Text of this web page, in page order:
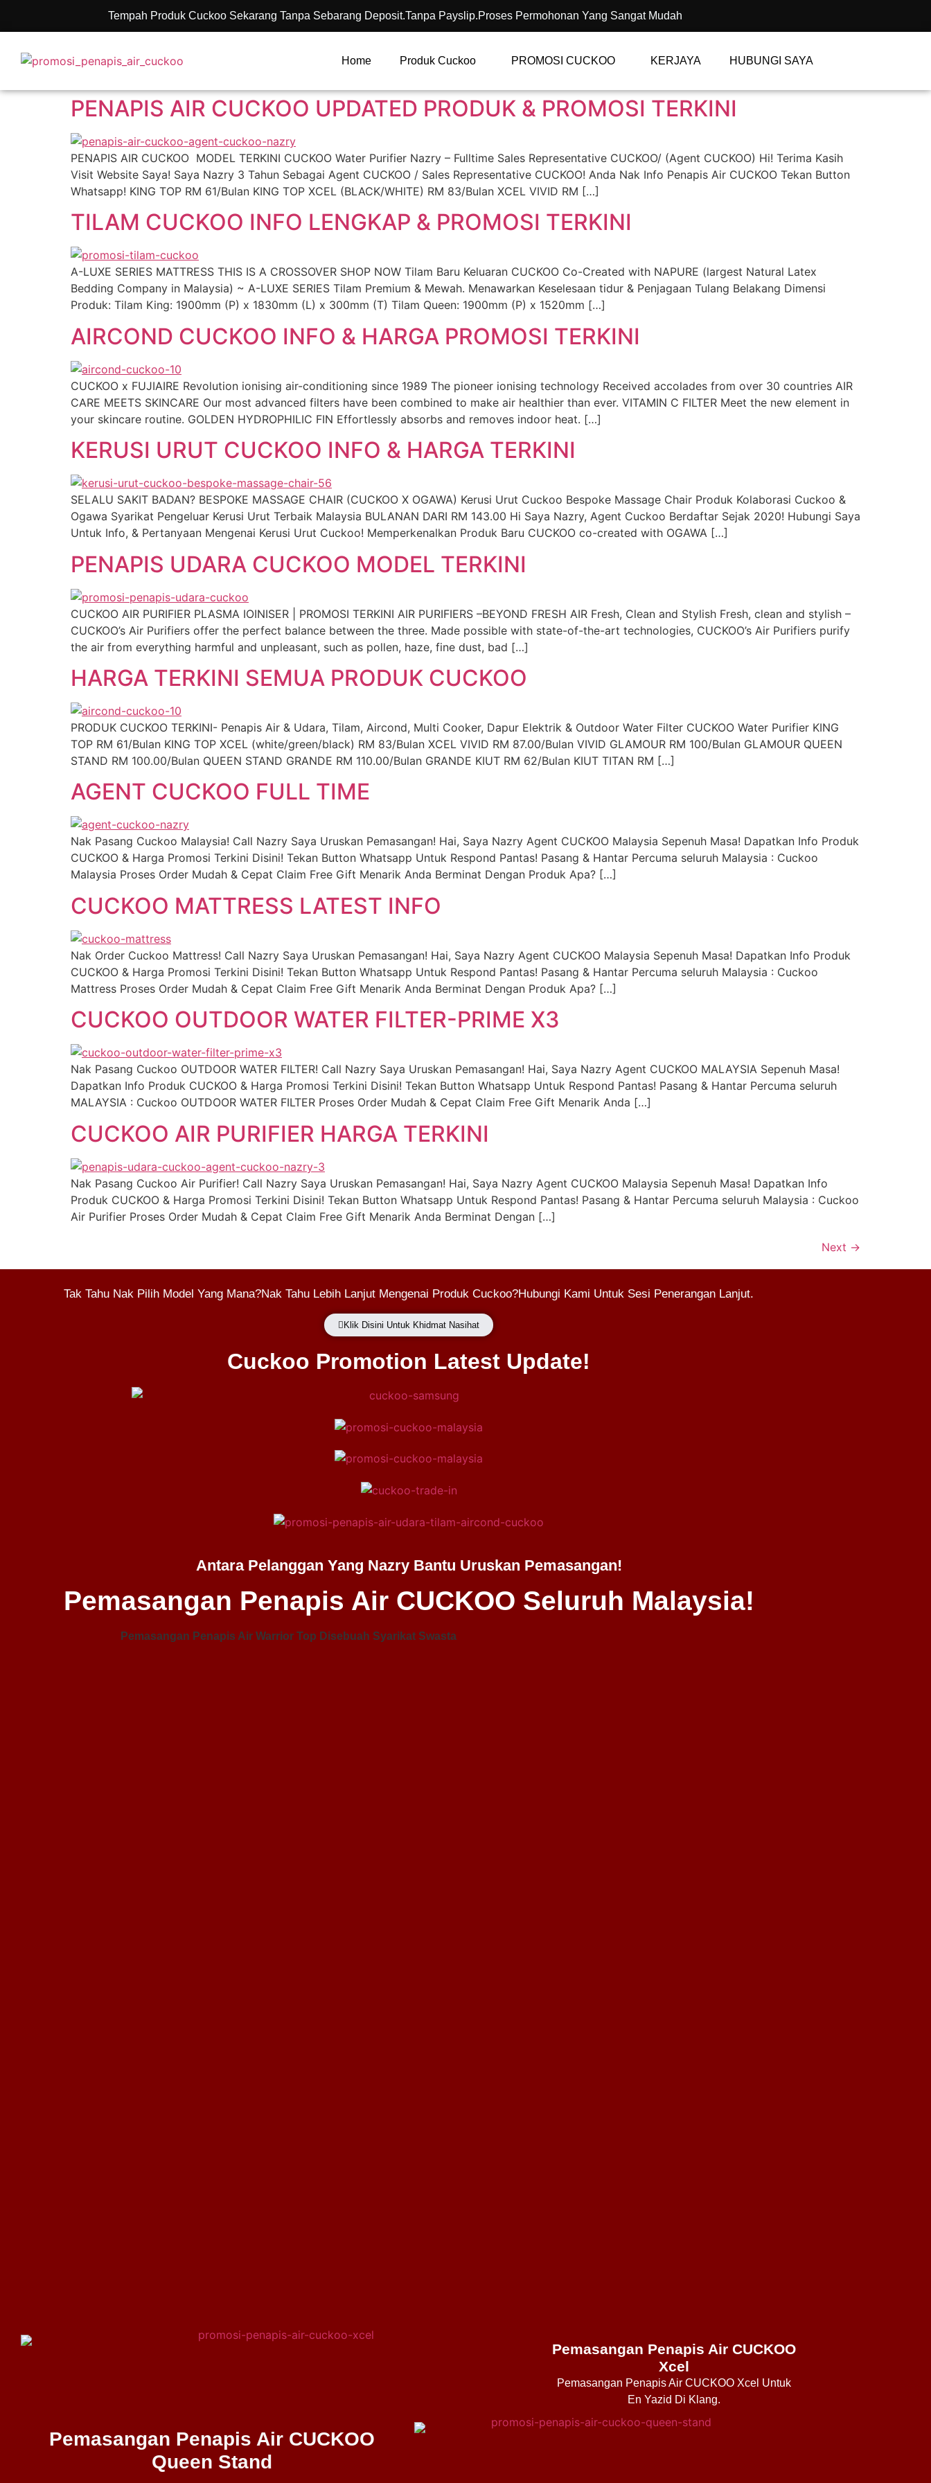
Tempah Produk Cuckoo Sekarang Tanpa Sebarang Deposit.Tanpa Payslip.Proses Permohonan Yang Sangat Mudah
Home Produk Cuckoo PROMOSI CUCKOO KERJAYA HUBUNGI SAYA
PENAPIS AIR CUCKOO UPDATED PRODUK & PROMOSI TERKINI
PENAPIS AIR CUCKOO MODEL TERKINI CUCKOO Water Purifier Nazry – Fulltime Sales Representative CUCKOO/ (Agent CUCKOO) Hi! Terima Kasih
Visit Website Saya! Saya Nazry 3 Tahun Sebagai Agent CUCKOO / Sales Representative CUCKOO! Anda Nak Info Penapis Air CUCKOO Tekan Button
Whatsapp! KING TOP RM 61/Bulan KING TOP XCEL (BLACK/WHITE) RM 83/Bulan XCEL VIVID RM […]
TILAM CUCKOO INFO LENGKAP & PROMOSI TERKINI
A-LUXE SERIES MATTRESS THIS IS A CROSSOVER SHOP NOW Tilam Baru Keluaran CUCKOO Co-Created with NAPURE (largest Natural Latex
Bedding Company in Malaysia) ~ A-LUXE SERIES Tilam Premium & Mewah. Menawarkan Keselesaan tidur & Penjagaan Tulang Belakang Dimensi
Produk: Tilam King: 1900mm (P) x 1830mm (L) x 300mm (T) Tilam Queen: 1900mm (P) x 1520mm […]
AIRCOND CUCKOO INFO & HARGA PROMOSI TERKINI
CUCKOO x FUJIAIRE Revolution ionising air-conditioning since 1989 The pioneer ionising technology Received accolades from over 30 countries AIR
CARE MEETS SKINCARE Our most advanced filters have been combined to make air healthier than ever. VITAMIN C FILTER Meet the new element in
your skincare routine. GOLDEN HYDROPHILIC FIN Effortlessly absorbs and removes indoor heat. […]
KERUSI URUT CUCKOO INFO & HARGA TERKINI
SELALU SAKIT BADAN? BESPOKE MASSAGE CHAIR (CUCKOO X OGAWA) Kerusi Urut Cuckoo Bespoke Massage Chair Produk Kolaborasi Cuckoo &
Ogawa Syarikat Pengeluar Kerusi Urut Terbaik Malaysia BULANAN DARI RM 143.00 Hi Saya Nazry, Agent Cuckoo Berdaftar Sejak 2020! Hubungi Saya
Untuk Info, & Pertanyaan Mengenai Kerusi Urut Cuckoo! Memperkenalkan Produk Baru CUCKOO co-created with OGAWA […]
PENAPIS UDARA CUCKOO MODEL TERKINI
CUCKOO AIR PURIFIER PLASMA IOINISER | PROMOSI TERKINI AIR PURIFIERS –BEYOND FRESH AIR Fresh, Clean and Stylish Fresh, clean and stylish –
CUCKOO’s Air Purifiers offer the perfect balance between the three. Made possible with state-of-the-art technologies, CUCKOO’s Air Purifiers purify
the air from everything harmful and unpleasant, such as pollen, haze, fine dust, bad […]
HARGA TERKINI SEMUA PRODUK CUCKOO
PRODUK CUCKOO TERKINI- Penapis Air & Udara, Tilam, Aircond, Multi Cooker, Dapur Elektrik & Outdoor Water Filter CUCKOO Water Purifier KING
TOP RM 61/Bulan KING TOP XCEL (white/green/black) RM 83/Bulan XCEL VIVID RM 87.00/Bulan VIVID GLAMOUR RM 100/Bulan GLAMOUR QUEEN
STAND RM 100.00/Bulan QUEEN STAND GRANDE RM 110.00/Bulan GRANDE KIUT RM 62/Bulan KIUT TITAN RM […]
AGENT CUCKOO FULL TIME
Nak Pasang Cuckoo Malaysia! Call Nazry Saya Uruskan Pemasangan! Hai, Saya Nazry Agent CUCKOO Malaysia Sepenuh Masa! Dapatkan Info Produk
CUCKOO & Harga Promosi Terkini Disini! Tekan Button Whatsapp Untuk Respond Pantas! Pasang & Hantar Percuma seluruh Malaysia : Cuckoo
Malaysia Proses Order Mudah & Cepat Claim Free Gift Menarik Anda Berminat Dengan Produk Apa? […]
CUCKOO MATTRESS LATEST INFO
Nak Order Cuckoo Mattress! Call Nazry Saya Uruskan Pemasangan! Hai, Saya Nazry Agent CUCKOO Malaysia Sepenuh Masa! Dapatkan Info Produk
CUCKOO & Harga Promosi Terkini Disini! Tekan Button Whatsapp Untuk Respond Pantas! Pasang & Hantar Percuma seluruh Malaysia : Cuckoo
Mattress Proses Order Mudah & Cepat Claim Free Gift Menarik Anda Berminat Dengan Produk Apa? […]
CUCKOO OUTDOOR WATER FILTER-PRIME X3
Nak Pasang Cuckoo OUTDOOR WATER FILTER! Call Nazry Saya Uruskan Pemasangan! Hai, Saya Nazry Agent CUCKOO MALAYSIA Sepenuh Masa!
Dapatkan Info Produk CUCKOO & Harga Promosi Terkini Disini! Tekan Button Whatsapp Untuk Respond Pantas! Pasang & Hantar Percuma seluruh
MALAYSIA : Cuckoo OUTDOOR WATER FILTER Proses Order Mudah & Cepat Claim Free Gift Menarik Anda […]
CUCKOO AIR PURIFIER HARGA TERKINI
Nak Pasang Cuckoo Air Purifier! Call Nazry Saya Uruskan Pemasangan! Hai, Saya Nazry Agent CUCKOO Malaysia Sepenuh Masa! Dapatkan Info
Produk CUCKOO & Harga Promosi Terkini Disini! Tekan Button Whatsapp Untuk Respond Pantas! Pasang & Hantar Percuma seluruh Malaysia : Cuckoo
Air Purifier Proses Order Mudah & Cepat Claim Free Gift Menarik Anda Berminat Dengan […]
Next →
Tak Tahu Nak Pilih Model Yang Mana?Nak Tahu Lebih Lanjut Mengenai Produk Cuckoo?Hubungi Kami Untuk Sesi Penerangan Lanjut.
Klik Disini Untuk Khidmat Nasihat
Cuckoo Promotion Latest Update!
Antara Pelanggan Yang Nazry Bantu Uruskan Pemasangan!
Pemasangan Penapis Air CUCKOO Seluruh Malaysia!
Pemasangan Penapis Air Warrior Top Disebuah Syarikat Swasta
Pemasangan Penapis Air CUCKOO
Xcel
Pemasangan Penapis Air CUCKOO Xcel Untuk
En Yazid Di Klang.
Pemasangan Penapis Air CUCKOO
Queen Stand